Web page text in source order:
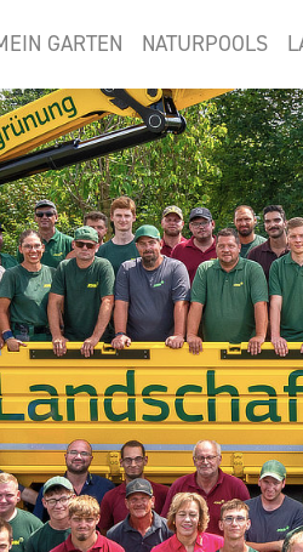
GARTEN NATURPOOLS